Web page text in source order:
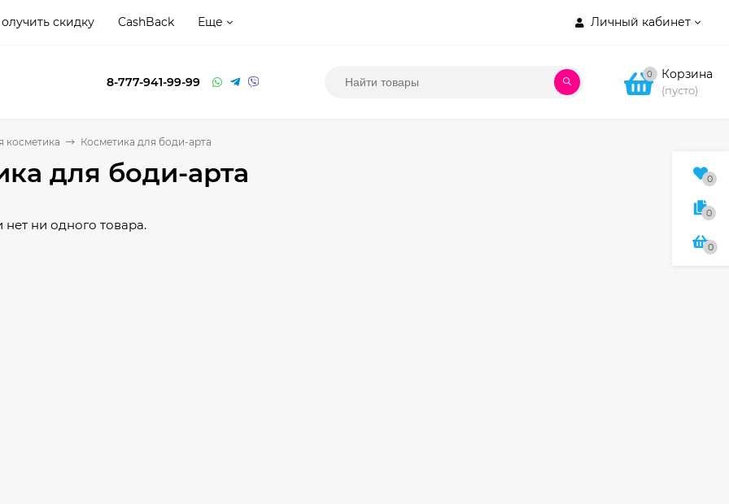
Личный кабинет
скидку CashBack Еще
8-777-941-99-99 0 Корзина
(пусто)
косметика Косметика для боди-арта
для боди-арта
нет ни одного товара.
0
0
0